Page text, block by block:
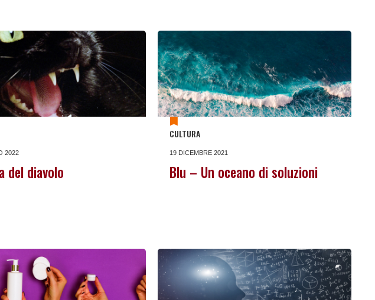
2022
del diavolo
CULTURA
19 DICEMBRE 2021
Blu – Un oceano di soluzioni